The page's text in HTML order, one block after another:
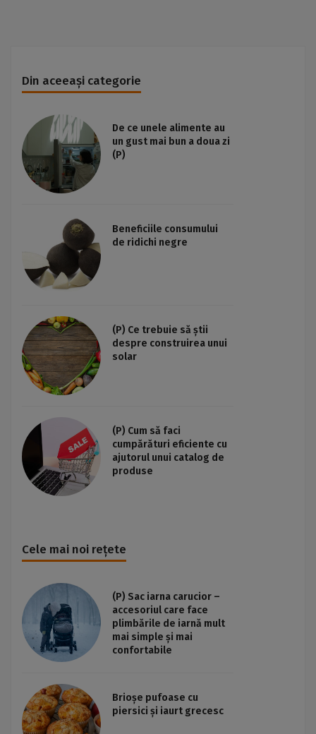
Din aceeași categorie
De ce unele alimente au
un gust mai bun a doua zi
(P)
Beneficiile consumului
de ridichi negre
(P) Ce trebuie să știi
despre construirea unui
solar
(P) Cum să faci
cumpărături eficiente cu
ajutorul unui catalog de
produse
Cele mai noi rețete
(P) Sac iarna carucior –
accesoriul care face
plimbările de iarnă mult
mai simple și mai
confortabile
Brioșe pufoase cu
piersici și iaurt grecesc